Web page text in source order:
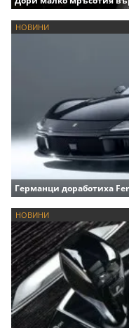
НОВИНИ
Германци доработиха
НОВИНИ